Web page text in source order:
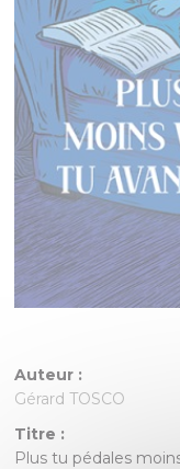
Auteur :
Gérard TOSCO
Titre :
Plus tu pédales